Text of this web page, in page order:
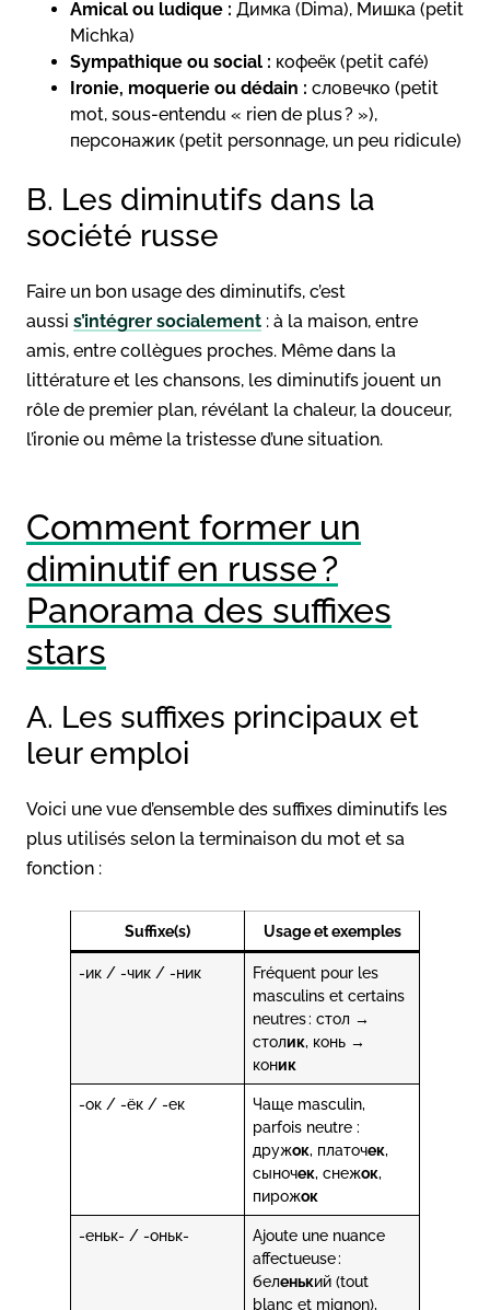
Amical ou ludique : Димка (Dima), Мишка (petit
Michka)
Sympathique ou social : кофеёк (petit café)
Ironie, moquerie ou dédain : словечко (petit
mot, sous-entendu « rien de plus ? »),
персонажик (petit personnage, un peu ridicule)
B. Les diminutifs dans la
société russe
Faire un bon usage des diminutifs, c’est
aussi s’intégrer socialement : à la maison, entre
amis, entre collègues proches. Même dans la
littérature et les chansons, les diminutifs jouent un
rôle de premier plan, révélant la chaleur, la douceur,
l’ironie ou même la tristesse d’une situation.
Comment former un
diminutif en russe ?
Panorama des suffixes
stars
A. Les suffixes principaux et
leur emploi
Voici une vue d’ensemble des suffixes diminutifs les
plus utilisés selon la terminaison du mot et sa
fonction :
Suffixe(s) Usage et exemples
-ик / -чик / -ник
Fréquent pour les
masculins et certains
neutres : стол →
столик, конь →
коник
-ок / -ёк / -ек
Чаще masculin,
parfois neutre :
дружок, платочек,
сыночек, снежок,
пирожок
-еньк- / -оньк-
Ajoute une nuance
affectueuse :
беленький (tout
blanc et mignon),